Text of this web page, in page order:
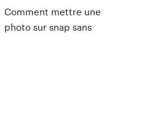
Comment mettre une
photo sur snap sans